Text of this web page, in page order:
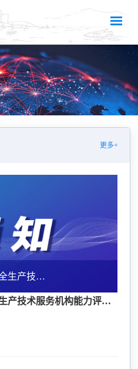
更多+
关于开展2026年水利安全生产技术服务机构能力评价工作的通知
关于开展2025年水利安全生产技术服务机构能力评价工作的通知